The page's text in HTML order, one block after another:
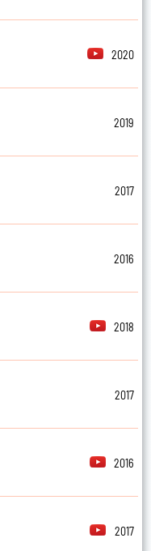
2020
2019
2017
2016
2018
2017
2016
2017